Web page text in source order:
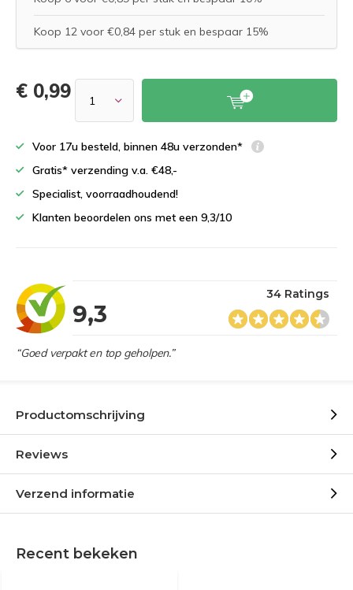
Koop 12 voor €0,84 per stuk en bespaar 15%
€ 0,99
Voor 17u besteld, binnen 48u verzonden*
Gratis* verzending v.a. €48,-
Specialist, voorraadhoudend!
Klanten beoordelen ons met een 9,3/10
9,3
34 Ratings
“Goed verpakt en top geholpen.”
Productomschrijving
Reviews
Verzend informatie
Recent bekeken